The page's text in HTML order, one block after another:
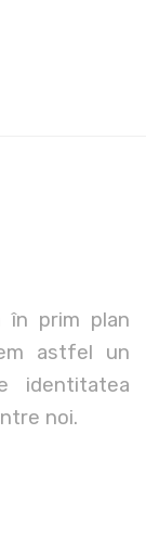
în prim plan
astfel un
identitatea
noi.